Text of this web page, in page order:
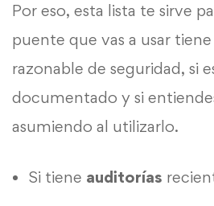
Por eso, esta lista te sirve
puente que vas a usar
razonable de seguridad, si
documentado y si
asumiendo al utilizarlo.
Si tiene auditorías